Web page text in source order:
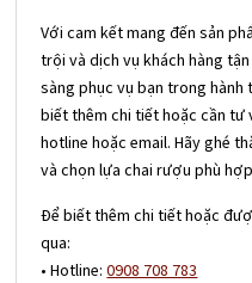
Với cam kết mang đến sản
trội và dịch vụ khách hàng
sàng phục vụ bạn trong
biết thêm chi tiết hoặc cần tư
hotline hoặc email. Hãy ghé
và chọn lựa chai rượu phù
Để biết thêm chi tiết hoặc
qua:
• Hotline:0908 708 783